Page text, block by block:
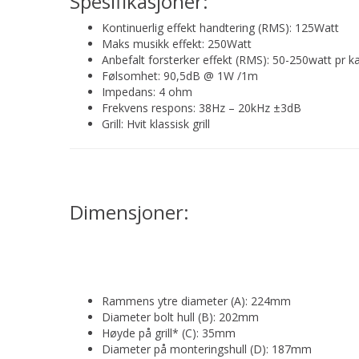
Kontinuerlig effekt handtering (RMS): 125Watt
Maks musikk effekt: 250Watt
Anbefalt forsterker effekt (RMS): 50-250watt pr
Følsomhet: 90,5dB @ 1W /1m
Impedans: 4 ohm
Frekvens respons: 38Hz – 20kHz ±3dB
Grill: Hvit klassisk grill
Dimensjoner:
Rammens ytre diameter (A): 224mm
Diameter bolt hull (B): 202mm
Høyde på grill* (C): 35mm
Diameter på monteringshull (D): 187mm